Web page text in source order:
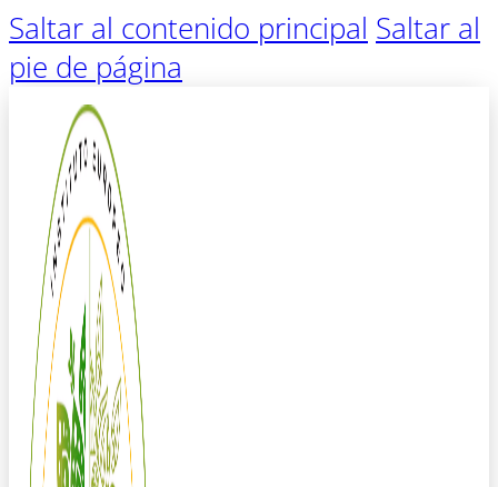
Saltar al contenido principal Saltar al
pie de página